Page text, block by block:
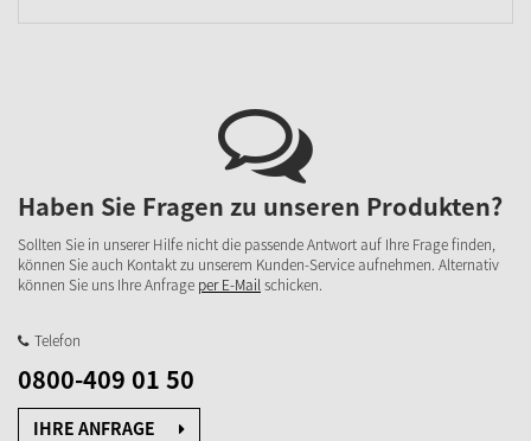
Haben Sie Fragen zu unseren Produkten?
Sollten Sie in unserer Hilfe nicht die passende Antwort auf Ihre Frage finden,
können Sie auch Kontakt zu unserem Kunden-Service aufnehmen. Alternativ
können Sie uns Ihre Anfrage per E-Mailschicken.
Telefon
0800-409 01 50
IHRE ANFRAGE